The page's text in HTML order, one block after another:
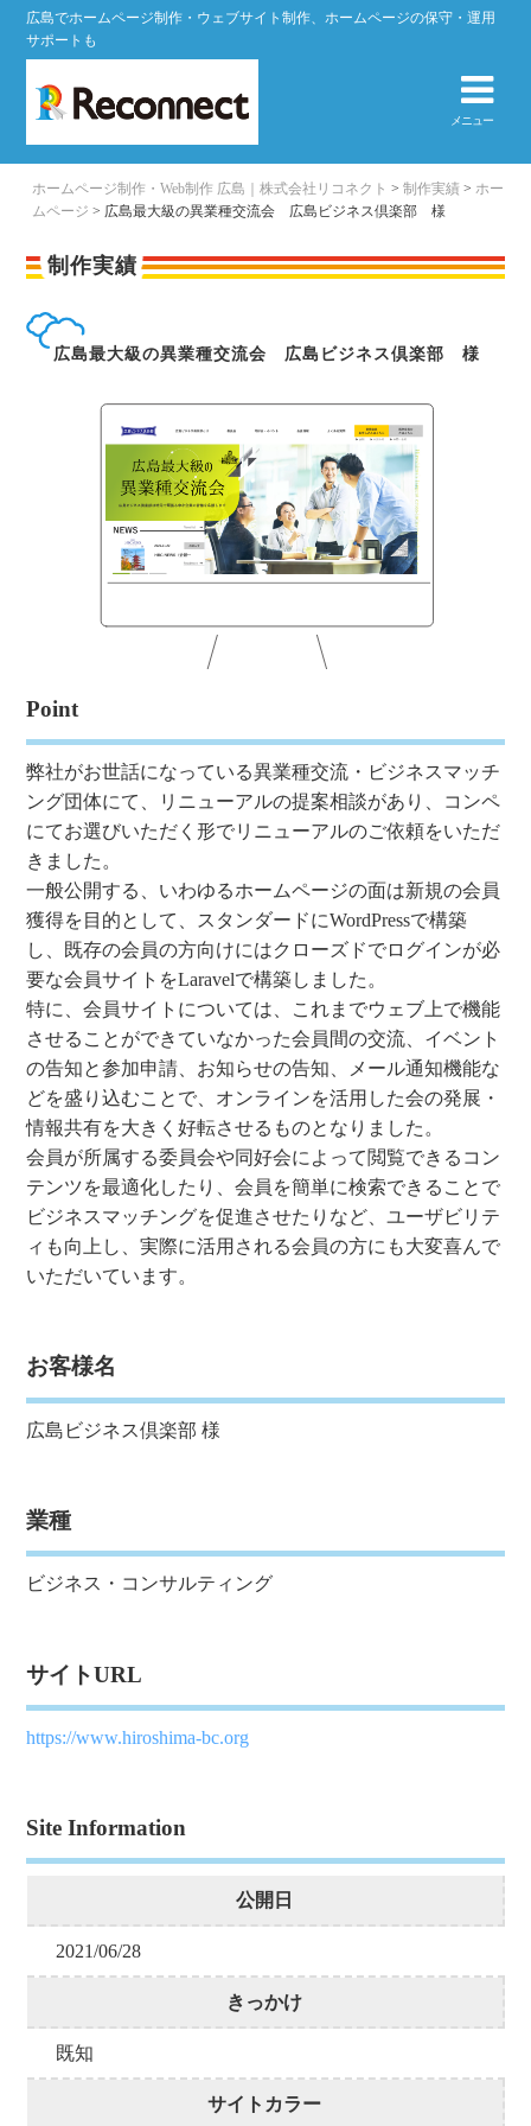
広島でホームページ制作・ウェブサイト制作、ホームページの保守・運用
サポートも
メニュー
ホームページ制作・Web制作 広島｜株式会社リコネクト >制作実績 >ホー
ムページ > 広島最大級の異業種交流会 広島ビジネス倶楽部 様
制作実績
広島最大級の異業種交流会 広島ビジネス倶楽部 様
Point
弊社がお世話になっている異業種交流・ビジネスマッチ
ング団体にて、リニューアルの提案相談があり、コンペ
にてお選びいただく形でリニューアルのご依頼をいただ
きました。
一般公開する、いわゆるホームページの面は新規の会員
獲得を目的として、スタンダードにWordPressで構築
し、既存の会員の方向けにはクローズドでログインが必
要な会員サイトをLaravelで構築しました。
特に、会員サイトについては、これまでウェブ上で機能
させることができていなかった会員間の交流、イベント
の告知と参加申請、お知らせの告知、メール通知機能な
どを盛り込むことで、オンラインを活用した会の発展・
情報共有を大きく好転させるものとなりました。
会員が所属する委員会や同好会によって閲覧できるコン
テンツを最適化したり、会員を簡単に検索できることで
ビジネスマッチングを促進させたりなど、ユーザビリテ
ィも向上し、実際に活用される会員の方にも大変喜んで
いただいています。
お客様名
広島ビジネス倶楽部 様
業種
ビジネス・コンサルティング
サイトURL
https://www.hiroshima-bc.org
Site Information
公開日
2021/06/28
きっかけ
既知
サイトカラー